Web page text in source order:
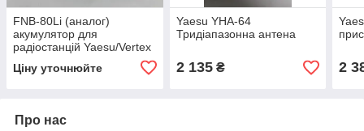
FNB-80Li (аналог)
акумулятор для
радіостанцій Yaesu/Vertex
Ціну уточнюйте
Yaesu YHA-64
Тридіапазонна антена
2 135₴ 2
Про нас